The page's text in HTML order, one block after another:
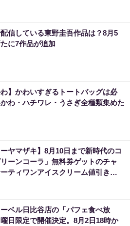
信している東野圭吾作品は？8月5
に7作品が追加
わ】かわいすぎるトートバッグは必
わ・ハチワレ・うさぎ全種類集めた
ーヤマザキ】8月10日まで新時代のコ
ーンコーラ」無料券ゲットのチャ
ティワンアイスクリーム値引きな
も目白押し。
ベル日比谷店の「パフェ食べ放
日限定で開催決定。8月2日18時か